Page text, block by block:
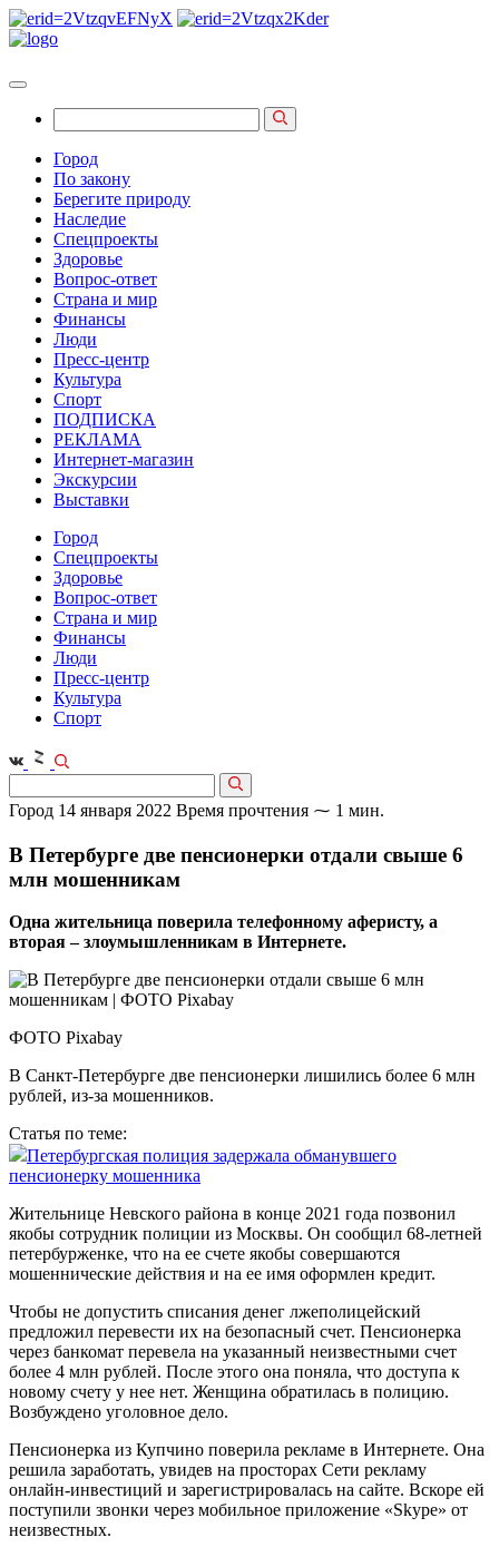
Город
По закону
Берегите природу
Наследие
Спецпроекты
Здоровье
Вопрос-ответ
Страна и мир
Финансы
Люди
Пресс-центр
Культура
Спорт
ПОДПИСКА
РЕКЛАМА
Интернет-магазин
Экскурсии
Выставки
Город
Спецпроекты
Здоровье
Вопрос-ответ
Страна и мир
Финансы
Люди
Пресс-центр
Культура
Спорт
Город 14 января 2022 Время прочтения ⁓ 1 мин.
В Петербурге две пенсионерки отдали свыше 6
млн мошенникам
Одна жительница поверила телефонному аферисту, а
вторая – злоумышленникам в Интернете.
ФОТО Pixabay
В Санкт-Петербурге две пенсионерки лишились более 6 млн
рублей, из-за мошенников.
Статья по теме:
Петербургская полиция задержала обманувшего
пенсионерку мошенника
Жительнице Невского района в конце 2021 года позвонил
якобы сотрудник полиции из Москвы. Он сообщил 68-летней
петербурженке, что на ее счете якобы совершаются
мошеннические действия и на ее имя оформлен кредит.
Чтобы не допустить списания денег лжеполицейский
предложил перевести их на безопасный счет. Пенсионерка
через банкомат перевела на указанный неизвестными счет
более 4 млн рублей. После этого она поняла, что доступа к
новому счету у нее нет. Женщина обратилась в полицию.
Возбуждено уголовное дело.
Пенсионерка из Купчино поверила рекламе в Интернете. Она
решила заработать, увидев на просторах Сети рекламу
онлайн-инвестиций и зарегистрировалась на сайте. Вскоре ей
поступили звонки через мобильное приложение «Skype» от
неизвестных.